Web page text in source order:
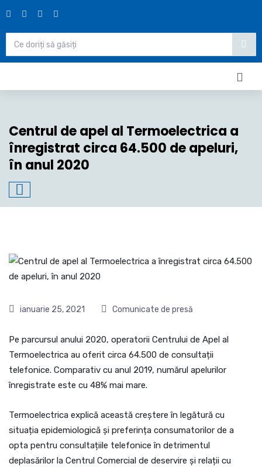
Centrul de apel al Termoelectrica a
înregistrat circa 64.500 de apeluri,
în anul 2020
ianuarie 25, 2021 Comunicate de presă
Pe parcursul anului 2020, operatorii Centrului de Apel al
Termoelectrica au oferit circa 64.500 de consultații
telefonice. Comparativ cu anul 2019, numărul apelurilor
înregistrate este cu 48% mai mare.
Termoelectrica explică această creștere în legătură cu
situația epidemiologică și preferința consumatorilor de a
opta pentru consultațiile telefonice în detrimentul
deplasărilor la Centrul Comercial de deservire și relații cu